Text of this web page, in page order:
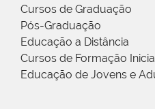
Cursos de Graduação
Pós-Graduação
Educação a Distância
Cursos de Formação
Educação de Jovens e